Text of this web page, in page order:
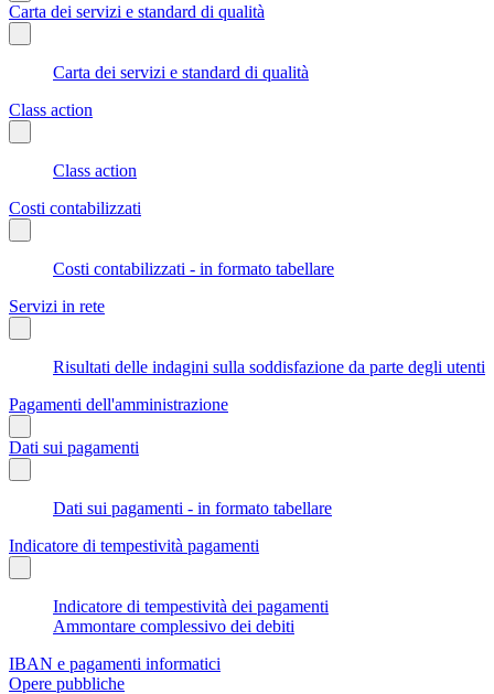
Carta dei servizi e standard di qualità
Carta dei servizi e standard di qualità
Class action
Class action
Costi contabilizzati
Costi contabilizzati - in formato tabellare
Servizi in rete
Risultati delle indagini sulla soddisfazione da parte degli utenti
Pagamenti dell'amministrazione
Dati sui pagamenti
Dati sui pagamenti - in formato tabellare
Indicatore di tempestività pagamenti
Indicatore di tempestività dei pagamenti
Ammontare complessivo dei debiti
IBAN e pagamenti informatici
Opere pubbliche